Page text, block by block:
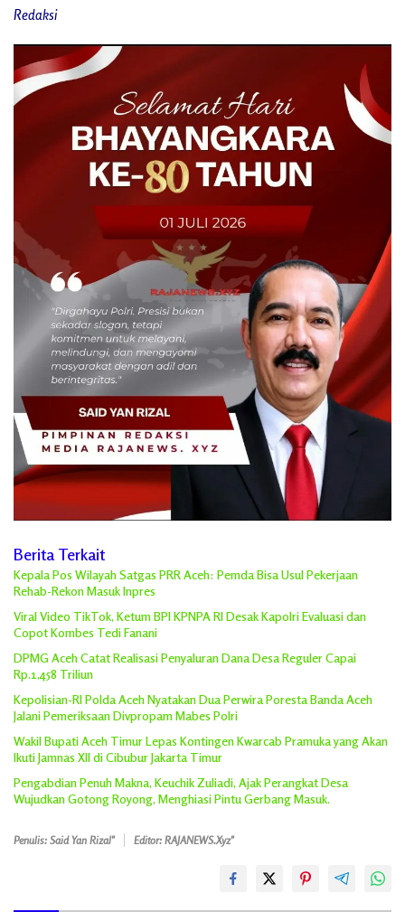
Redaksi
Berita Terkait
Kepala Pos Wilayah Satgas PRR Aceh: Pemda Bisa Usul Pekerjaan
Rehab-Rekon Masuk Inpres
Viral Video TikTok, Ketum BPI KPNPA RI Desak Kapolri Evaluasi dan
Copot Kombes Tedi Fanani
DPMG Aceh Catat Realisasi Penyaluran Dana Desa Reguler Capai
Rp.1,458 Triliun
Kepolisian-RI Polda Aceh Nyatakan Dua Perwira Poresta Banda Aceh
Jalani Pemeriksaan Divpropam Mabes Polri
Wakil Bupati Aceh Timur Lepas Kontingen Kwarcab Pramuka yang Akan
Ikuti Jamnas XII di Cibubur Jakarta Timur
Pengabdian Penuh Makna, Keuchik Zuliadi, Ajak Perangkat Desa
Wujudkan Gotong Royong, Menghiasi Pintu Gerbang Masuk.
Penulis: Said Yan Rizal" Editor: RAJANEWS.Xyz"